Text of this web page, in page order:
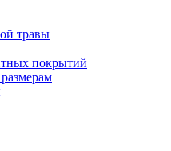
травы
покрытий